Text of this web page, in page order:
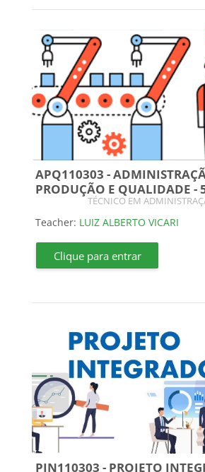
APQ110303 -
PRODUÇÃO E QUALIDADE -
Course category
TÉCNICO EM
Teacher: LUIZ ALBERTO VICARI
Clique para entrar
PIN110303 - PROJETO